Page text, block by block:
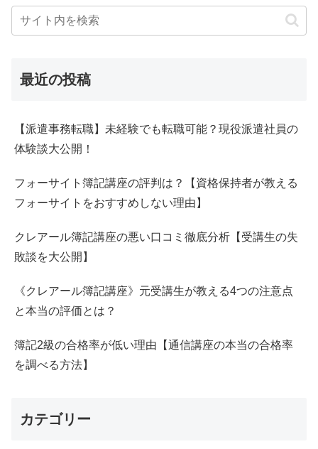
最近の投稿
【派遣事務転職】未経験でも転職可能？現役派遣社員の
体験談大公開！
フォーサイト簿記講座の評判は？【資格保持者が教える
フォーサイトをおすすめしない理由】
クレアール簿記講座の悪い口コミ徹底分析【受講生の失
敗談を大公開】
《クレアール簿記講座》元受講生が教える4つの注意点
と本当の評価とは？
簿記2級の合格率が低い理由【通信講座の本当の合格率
を調べる方法】
カテゴリー